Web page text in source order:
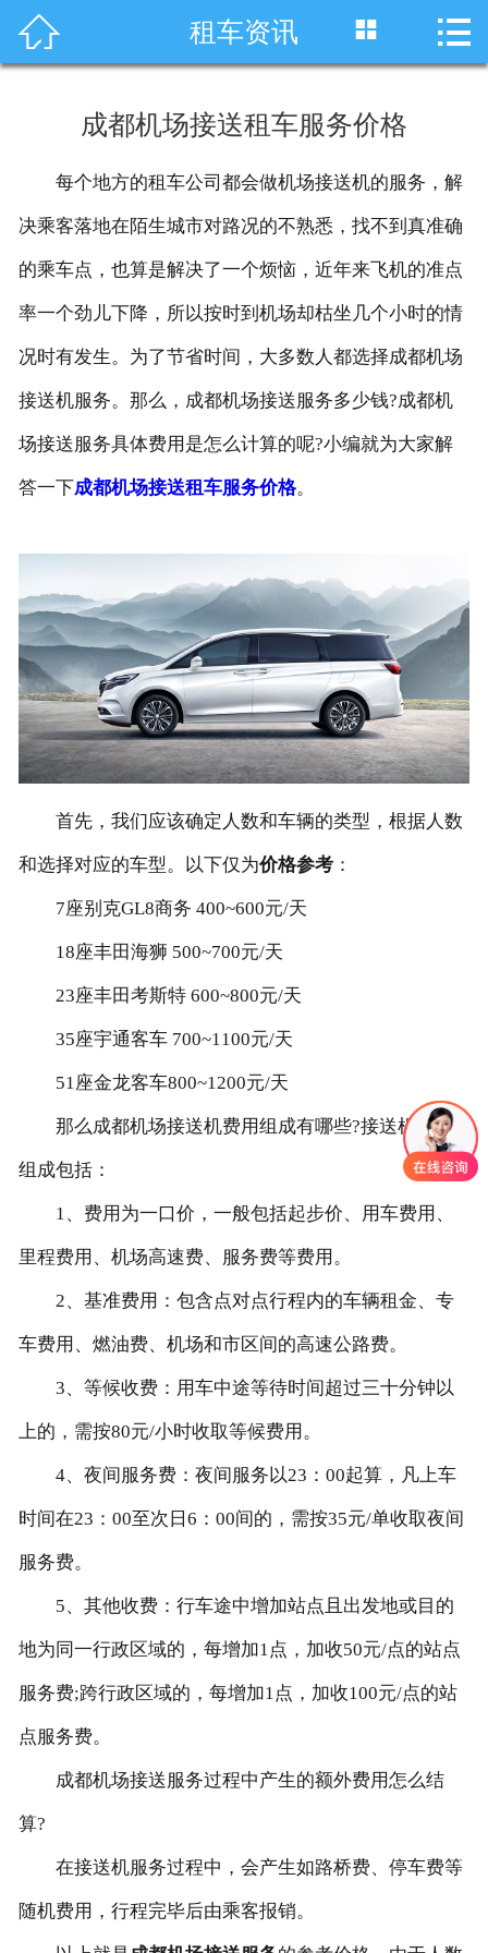
 首页
川藏线租车
服务项目
租车资讯
租车价格
 租车资讯  
成都机场接送租车服务价格
每个地方的租车公司都会做机场接送机的服务，解
决乘客落地在陌生城市对路况的不熟悉，找不到真准确
的乘车点，也算是解决了一个烦恼，近年来飞机的准点
率一个劲儿下降，所以按时到机场却枯坐几个小时的情
况时有发生。为了节省时间，大多数人都选择成都机场
接送机服务。那么，成都机场接送服务多少钱?成都机
场接送服务具体费用是怎么计算的呢?小编就为大家解
答一下成都机场接送租车服务价格。
首先，我们应该确定人数和车辆的类型，根据人数
和选择对应的车型。以下仅为价格参考：
7座别克GL8商务 400~600元/天
18座丰田海狮 500~700元/天
23座丰田考斯特 600~800元/天
35座宇通客车 700~1100元/天
51座金龙客车800~1200元/天
那么成都机场接送机费用组成有哪些?接送机费用
组成包括：
1、费用为一口价，一般包括起步价、用车费用、
里程费用、机场高速费、服务费等费用。
2、基准费用：包含点对点行程内的车辆租金、专
车费用、燃油费、机场和市区间的高速公路费。
3、等候收费：用车中途等待时间超过三十分钟以
上的，需按80元/小时收取等候费用。
4、夜间服务费：夜间服务以23：00起算，凡上车
时间在23：00至次日6：00间的，需按35元/单收取夜间
服务费。
5、其他收费：行车途中增加站点且出发地或目的
地为同一行政区域的，每增加1点，加收50元/点的站点
服务费;跨行政区域的，每增加1点，加收100元/点的站
点服务费。
成都机场接送服务过程中产生的额外费用怎么结
算?
在接送机服务过程中，会产生如路桥费、停车费等
随机费用，行程完毕后由乘客报销。